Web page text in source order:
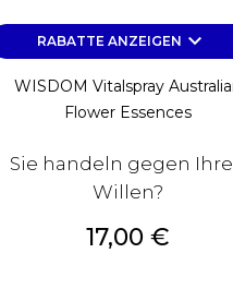
€
RABATTE ANZEIGEN keyboard_arrow_down
WISDOM Vitalspray
Flower Essences
Sie handeln gegen
Willen?
Preis
17,00 €